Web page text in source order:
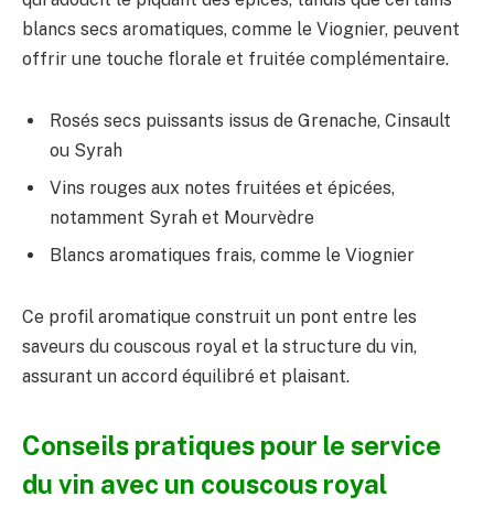
blancs secs aromatiques, comme le Viognier, peuvent
offrir une touche florale et fruitée complémentaire.
Rosés secs puissants issus de Grenache, Cinsault
ou Syrah
Vins rouges aux notes fruitées et épicées,
notamment Syrah et Mourvèdre
Blancs aromatiques frais, comme le Viognier
Ce profil aromatique construit un pont entre les
saveurs du couscous royal et la structure du vin,
assurant un accord équilibré et plaisant.
Conseils pratiques pour le service
du vin avec un couscous royal